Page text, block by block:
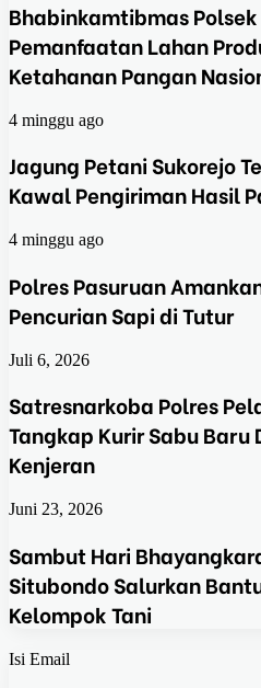
Bhabinkamtibmas
Pemanfaatan Lahan
Ketahanan Pangan
4 minggu ago
Jagung Petani Sukorejo
Kawal Pengiriman Hasil
4 minggu ago
Polres Pasuruan
Pencurian Sapi di Tutur
Juli 6, 2026
Satresnarkoba Polres
Tangkap Kurir Sabu Baru
Kenjeran
Juni 23, 2026
Sambut Hari
Situbondo Salurkan
Kelompok Tani
Isi Email